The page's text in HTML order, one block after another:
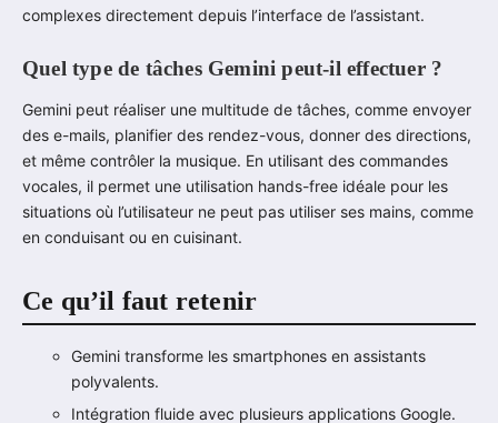
complexes directement depuis l’interface de l’assistant.
Quel type de tâches Gemini peut-il effectuer ?
Gemini peut réaliser une multitude de tâches, comme envoyer
des e-mails, planifier des rendez-vous, donner des directions,
et même contrôler la musique. En utilisant des commandes
vocales, il permet une utilisation hands-free idéale pour les
situations où l’utilisateur ne peut pas utiliser ses mains, comme
en conduisant ou en cuisinant.
Ce qu’il faut retenir
Gemini transforme les smartphones en assistants
polyvalents.
Intégration fluide avec plusieurs applications Google.